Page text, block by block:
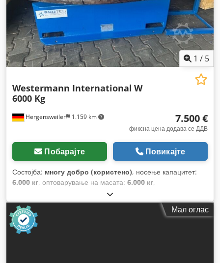
1 / 5
Hergensweiler 1.159 km
Westermann International W
6000 Kg
7.500 €
фиксна цена додава се ДДВ
Побарајте Повикајте
Состојба: многу добро (користено), носење капацитет:
6.000 кг, оптоварување на масата: 6.000 кг,
Мал оглас